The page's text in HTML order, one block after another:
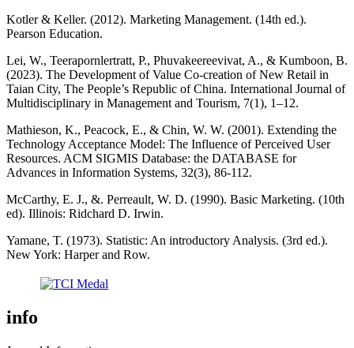
Kotler & Keller. (2012). Marketing Management. (14th ed.).
Pearson Education.
Lei, W., Teerapornlertratt, P., Phuvakeereevivat, A., & Kumboon, B.
(2023). The Development of Value Co-creation of New Retail in
Taian City, The People’s Republic of China. International Journal of
Multidisciplinary in Management and Tourism, 7(1), 1–12.
Mathieson, K., Peacock, E., & Chin, W. W. (2001). Extending the
Technology Acceptance Model: The Influence of Perceived User
Resources. ACM SIGMIS Database: the DATABASE for
Advances in Information Systems, 32(3), 86-112.
McCarthy, E. J., &. Perreault, W. D. (1990). Basic Marketing. (10th
ed). Illinois: Ridchard D. Irwin.
Yamane, T. (1973). Statistic: An introductory Analysis. (3rd ed.).
New York: Harper and Row.
info